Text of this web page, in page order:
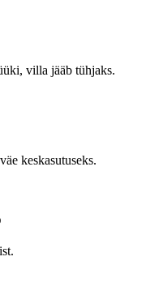
villa jääb tühjaks.
keskasutuseks.